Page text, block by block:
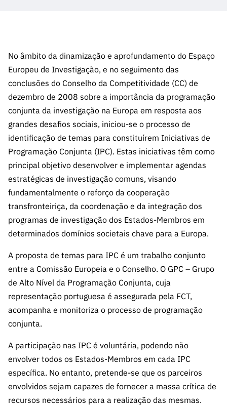
Apoios
Prémios
Outros
Apoios
estatísticos para fins
científicos – Protocolo
INE/DGEEC/FCT
Balcão da Ciência
Publicações
Newsletter
Subscrever
Direct Mail
de
Concursos
FCT
90 Segundos
de Ciência
Subscrever
Direct Mail
de
Concursos
Comunicado
s
Estratégico
Documentos de Gestão
Apoios Comunitários
Contactos
Números
Acreditaç
ão,
Certificaç
ão e
Benefícios
Fiscais
ento,
Aquisição
de
Serviços e
Parcerias
Consultas
públicas
Manifesta
ções de
Interesse
FCCN,
serviços
digitais da
Canais de
Denúncia
Apoios
PRR –
No âmbito da dinamização e aprofundamento do Espaço
Europeu de Investigação, e no seguimento das
conclusões do Conselho da Competitividade (CC) de
dezembro de 2008 sobre a importância da programação
conjunta da investigação na Europa em resposta aos
grandes desafios sociais, iniciou-se o processo de
identificação de temas para constituírem Iniciativas de
Programação Conjunta (IPC). Estas iniciativas têm como
principal objetivo desenvolver e implementar agendas
estratégicas de investigação comuns, visando
fundamentalmente o reforço da cooperação
transfronteiriça, da coordenação e da integração dos
programas de investigação dos Estados-Membros em
determinados domínios societais chave para a Europa.
A proposta de temas para IPC é um trabalho conjunto
entre a Comissão Europeia e o Conselho. O GPC – Grupo
de Alto Nível da Programação Conjunta, cuja
representação portuguesa é assegurada pela FCT,
acompanha e monitoriza o processo de programação
conjunta.
A participação nas IPC é voluntária, podendo não
envolver todos os Estados-Membros em cada IPC
específica. No entanto, pretende-se que os parceiros
envolvidos sejam capazes de fornecer a massa crítica de
recursos necessários para a realização das mesmas.